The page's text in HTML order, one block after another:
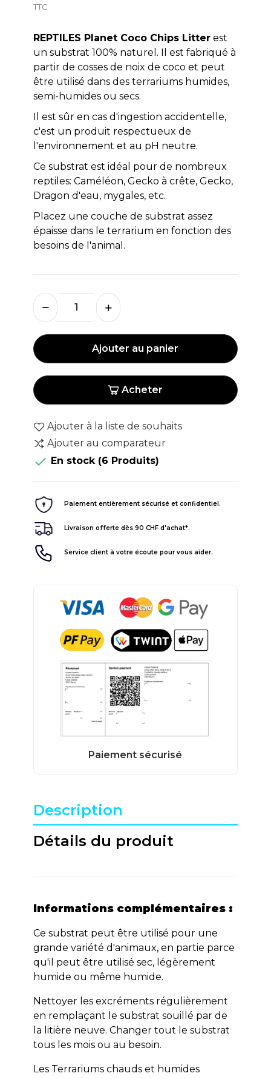
TTC
REPTILES Planet Coco Chips Litterest
un substrat 100% naturel. Il est fabriqué à
partir de cosses de noix de coco et peut
être utilisé dans des terrariums humides,
semi-humides ou secs.
Il est sûr en cas d'ingestion accidentelle,
c'est un produit respectueux de
l'environnement et au pH neutre.
Ce substrat est idéal pour de nombreux
reptiles: Caméléon, Gecko à crête, Gecko,
Dragon d'eau, mygales, etc.
Placez une couche de substrat assez
épaisse dans le terrarium en fonction des
besoins de l'animal.
Ajouter au panier
Acheter
Ajouter à la liste de souhaits
Ajouter au comparateur
 En stock (6 Produits)
Paiement entièrement sécurisé et confidentiel.
Livraison offerte dès 90 CHF d'achat*.
Service client à votre écoute pour vous aider.
Description
Détails du produit
Informations complémentaires :
Ce substrat peut être utilisé pour une
grande variété d'animaux, en partie parce
qu'il peut être utilisé sec, légèrement
humide ou même humide.
Nettoyer les excréments régulièrement
en remplaçant le substrat souillé par de
la litière neuve. Changer tout le substrat
tous les mois ou au besoin.
Les Terrariums chauds et humides